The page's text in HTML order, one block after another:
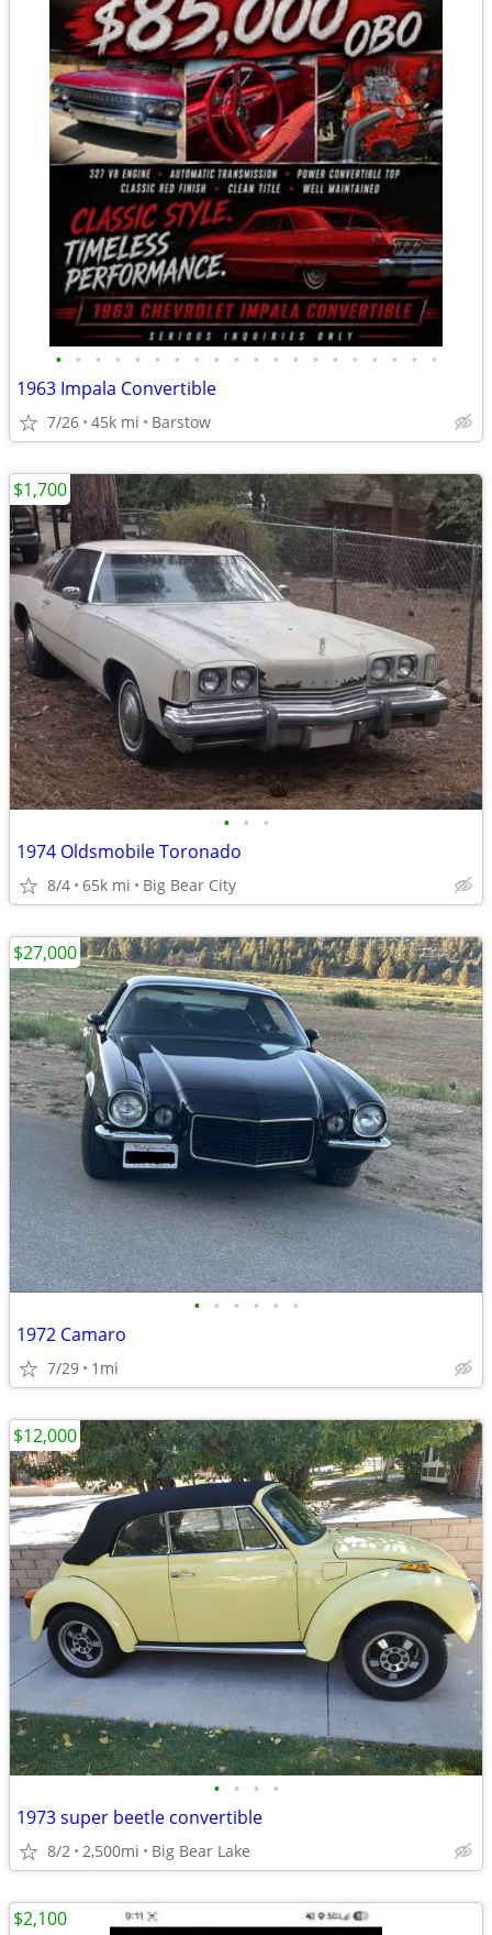
• • • • • • • • • • • • • • • • • • • •
1963 Impala Convertible
7/26 45k mi Barstow
• • •
1974 Oldsmobile Toronado
8/4 65k mi Big Bear City
$1,700
• • • • • •
1972 Camaro
7/29 1mi
$27,000
• • • •
1973 super beetle convertible
8/2 2,500mi Big Bear Lake
$12,000
$2,100